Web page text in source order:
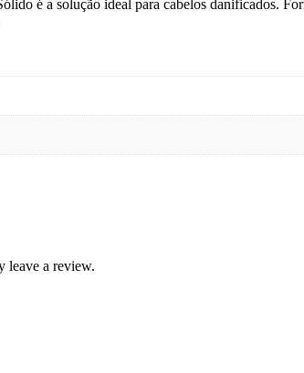
é a solução ideal para cabelos danificados.
leave a review.